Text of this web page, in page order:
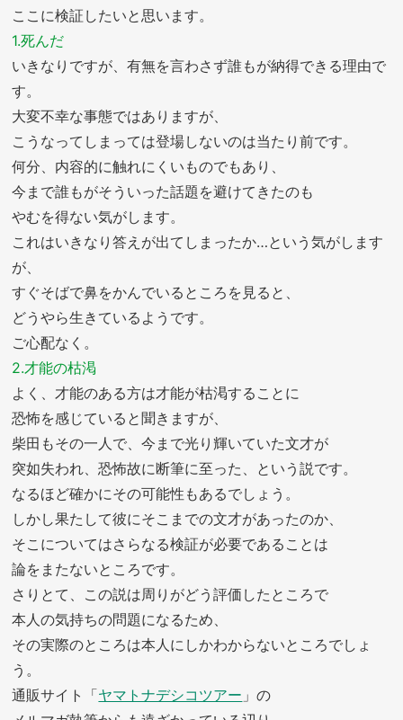
ここに検証したいと思います。
1.死んだ
いきなりですが、有無を言わさず誰もが納得できる理由で
す。
大変不幸な事態ではありますが、
こうなってしまっては登場しないのは当たり前です。
何分、内容的に触れにくいものでもあり、
今まで誰もがそういった話題を避けてきたのも
やむを得ない気がします。
これはいきなり答えが出てしまったか…という気がします
が、
すぐそばで鼻をかんでいるところを見ると、
どうやら生きているようです。
ご心配なく。
2.才能の枯渇
よく、才能のある方は才能が枯渇することに
恐怖を感じていると聞きますが、
柴田もその一人で、今まで光り輝いていた文才が
突如失われ、恐怖故に断筆に至った、という説です。
なるほど確かにその可能性もあるでしょう。
しかし果たして彼にそこまでの文才があったのか、
そこについてはさらなる検証が必要であることは
論をまたないところです。
さりとて、この説は周りがどう評価したところで
本人の気持ちの問題になるため、
その実際のところは本人にしかわからないところでしょ
う。
通販サイト「ヤマトナデシコツアー 」の